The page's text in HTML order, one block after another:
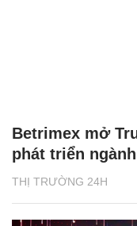
THỊ TRƯỜNG 24H
Betrimex mở
phát triển